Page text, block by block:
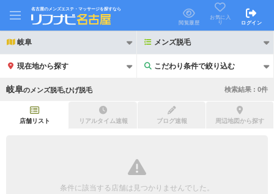
名古屋のメンズエステ・マッサージを探すなら
閲覧履歴
お気に入
り
ログイン
岐阜 メンズ脱毛
現在地から探す こだわり条件で絞り込む
こだわり条件で絞り込む
岐阜の メンズ脱毛,ひげ脱毛 検索結果 : 0件
店舗リスト リアルタイム速報 ブログ速報 周辺地図から探す
条件に該当する店舗は見つかりませんでした。